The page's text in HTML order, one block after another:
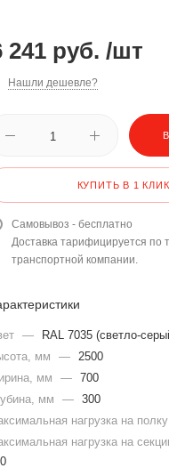
241 руб. /шт
Нашли дешевле?
КУПИТЬ В 1 КЛИК
Самовывоз - бесплатно
Доставка тарифицируется по
транспортной компании.
—
RAL 7035 (светло-
мм
— 2500
мм
— 700
мм
— 300
нагрузка на полку
нагрузка на